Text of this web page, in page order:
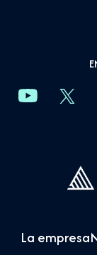
La empresa